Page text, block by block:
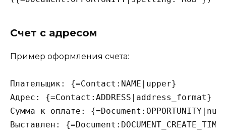
Счет с адресом
Пример оформления счета:
Плательщик: {=Contact:NAME|upper}
Адрес: {=Contact:ADDRESS|address_format}
Сумма к оплате: